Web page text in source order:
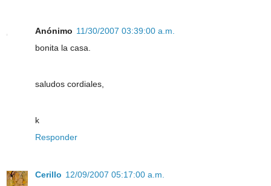
Anónimo 11/30/2007 03:39:00 a.m.
bonita la casa.
saludos cordiales,
k
Responder
Cerillo 12/09/2007 05:17:00 a.m.